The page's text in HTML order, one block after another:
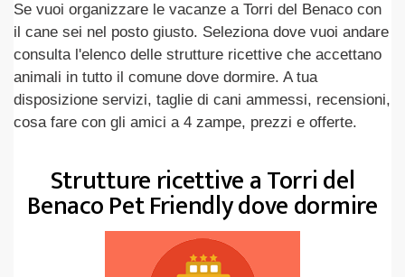
Se vuoi organizzare le vacanze a Torri del Benaco con
il cane sei nel posto giusto. Seleziona dove vuoi andare
consulta l'elenco delle strutture ricettive che accettano
animali in tutto il comune dove dormire. A tua
disposizione servizi, taglie di cani ammessi, recensioni,
cosa fare con gli amici a 4 zampe, prezzi e offerte.
Strutture ricettive a Torri del
Benaco Pet Friendly dove dormire